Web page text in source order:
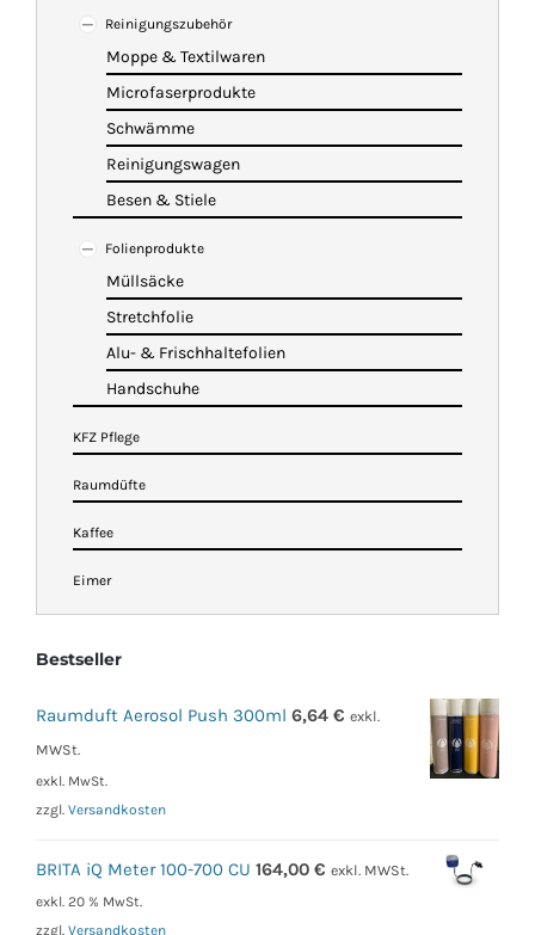
Reinigungszubehör
Moppe & Textilwaren
Microfaserprodukte
Schwämme
Reinigungswagen
Besen & Stiele
Folienprodukte
Müllsäcke
Stretchfolie
Alu- & Frischhaltefolien
Handschuhe
KFZ Pflege
Raumdüfte
Kaffee
Eimer
Bestseller
Raumduft Aerosol Push 300ml 6,64 € exkl.
MWSt.
exkl. MwSt.
zzgl. Versandkosten
BRITA iQ Meter 100-700 CU 164,00 € exkl. MWSt.
exkl. 20 % MwSt.
zzgl. Versandkosten